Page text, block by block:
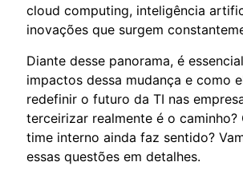
cloud computing, inteligência
inovações que surgem
Diante desse panorama, é
impactos dessa mudança e como
redefinir o futuro da TI nas
terceirizar realmente é o caminho?
time interno ainda faz sentido?
essas questões em detalhes.